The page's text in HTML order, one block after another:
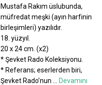
Mustafa Rakım üslubunda,
müfredat meşki (ayın harfinin
birleşimleri) yazılıdır.
18. yüzyıl.
20 x 24 cm. (x2)
* Şevket Rado Koleksiyonu.
* Referans; eserlerden biri,
Şevket Rado’nun
Devamını